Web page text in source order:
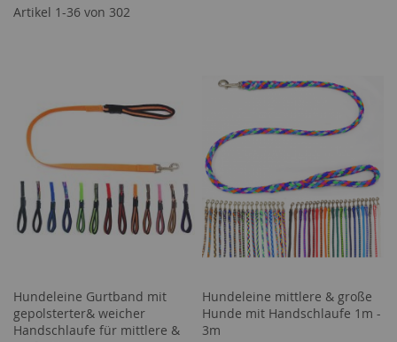
Artikel 1-36 von 302
Hundeleine Gurtband mit
gepolsterter& weicher
Handschlaufe für mittlere &
Hundeleine mittlere & große
Hunde mit Handschlaufe 1m -
3m